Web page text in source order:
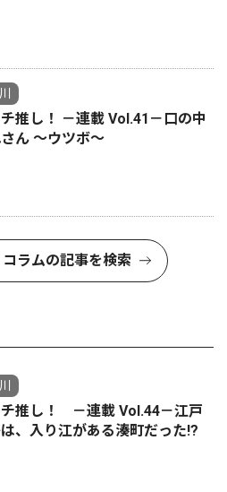
推し！ －連載 Vol.41－口の中
ん ～ウツボ～
ラムの記事を検索
推し！ －連載 Vol.44－江戸
、入り江がある湊町だった!?